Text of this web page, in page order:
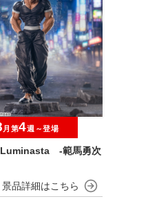
‐範馬勇次
月第4週～登場